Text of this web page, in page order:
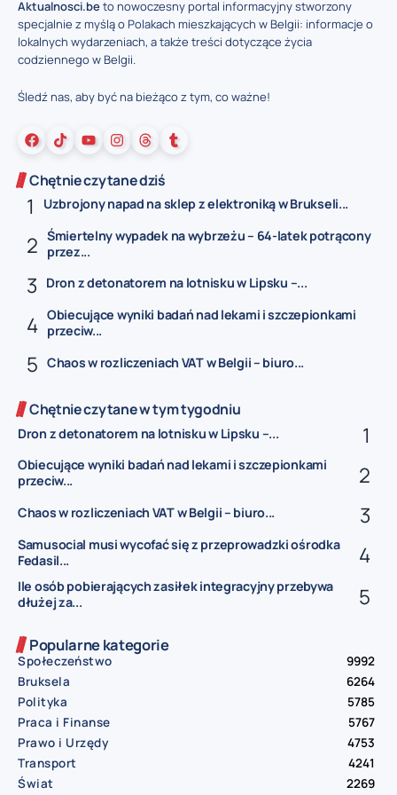
Aktualnosci.beto nowoczesny portal informacyjny stworzony
specjalnie z myślą o Polakach mieszkających w Belgii: informacje o
lokalnych wydarzeniach, a także treści dotyczące życia
codziennego w Belgii.
Śledź nas, aby być na bieżąco z tym, co ważne!
Chętnie czytane dziś
Uzbrojony napad na sklep z elektroniką w Brukseli...
Śmiertelny wypadek na wybrzeżu – 64-latek potrącony
przez...
Dron z detonatorem na lotnisku w Lipsku –...
Obiecujące wyniki badań nad lekami i szczepionkami
przeciw...
Chaos w rozliczeniach VAT w Belgii – biuro...
Chętnie czytane w tym tygodniu
Dron z detonatorem na lotnisku w Lipsku –...
Obiecujące wyniki badań nad lekami i szczepionkami
przeciw...
Chaos w rozliczeniach VAT w Belgii – biuro...
Samusocial musi wycofać się z przeprowadzki ośrodka
Fedasil...
Ile osób pobierających zasiłek integracyjny przebywa
dłużej za...
Popularne kategorie
Społeczeństwo
9992
Bruksela
6264
Polityka
5785
Praca i Finanse
5767
Prawo i Urzędy
4753
Transport
4241
Świat
2269